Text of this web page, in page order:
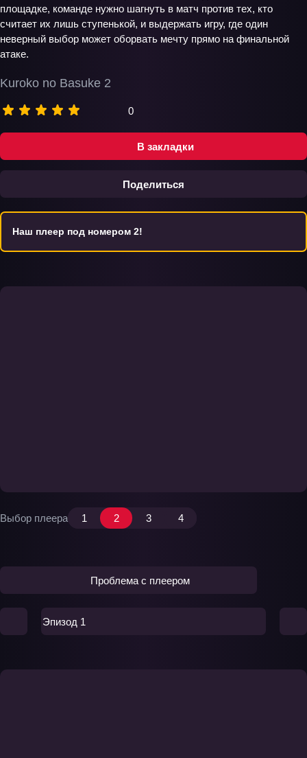
В закладки
Поделиться
Kuroko no Basuke 2
0
площадке, команде нужно шагнуть в матч против тех, кто
считает их лишь ступенькой, и выдержать игру, где один
неверный выбор может оборвать мечту прямо на финальной
атаке.
Наш плеер под номером 2!
Выбор плеера 1 2 3 4
Проблема с плеером
Эпизод 1